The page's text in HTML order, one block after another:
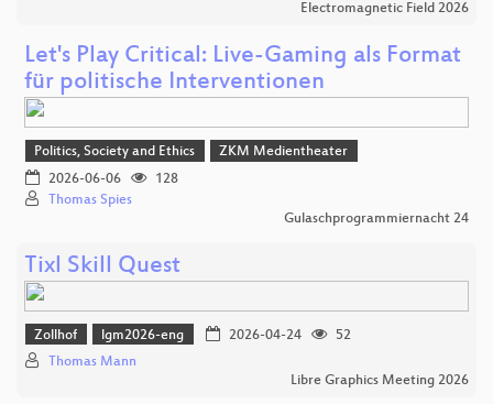
Electromagnetic Field 2026
Let's Play Critical: Live-Gaming als Format
für politische Interventionen
Politics, Society and Ethics
ZKM Medientheater
2026-06-06
128
Thomas Spies
Gulaschprogrammiernacht 24
Tixl Skill Quest
Zollhof lgm2026-eng 2026-04-24
52
Thomas Mann
Libre Graphics Meeting 2026